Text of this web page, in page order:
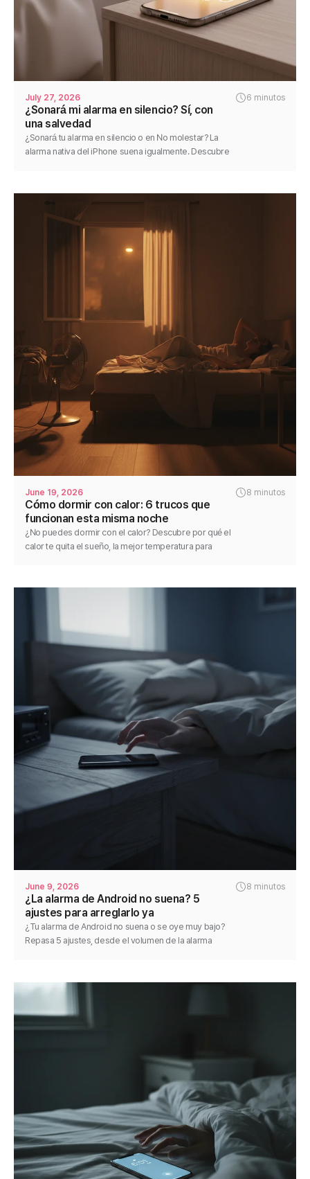
July 27, 2026 6 minutos
¿Sonará mi alarma en silencio? Sí, con
una salvedad
¿Sonará tu alarma en silencio o en No molestar? La
alarma nativa del iPhone suena igualmente. Descubre
June 19, 2026 8 minutos
Cómo dormir con calor: 6 trucos que
funcionan esta misma noche
¿No puedes dormir con el calor? Descubre por qué el
calor te quita el sueño, la mejor temperatura para
June 9, 2026 8 minutos
¿La alarma de Android no suena? 5
ajustes para arreglarlo ya
¿Tu alarma de Android no suena o se oye muy bajo?
Repasa 5 ajustes, desde el volumen de la alarma